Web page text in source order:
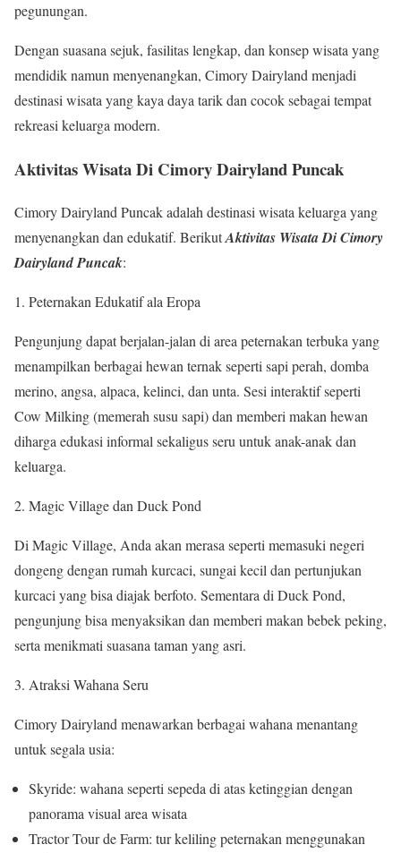
pegunungan.
Dengan suasana sejuk, fasilitas lengkap, dan konsep wisata yang
mendidik namun menyenangkan, Cimory Dairyland menjadi
destinasi wisata yang kaya daya tarik dan cocok sebagai tempat
rekreasi keluarga modern.
Aktivitas Wisata Di Cimory Dairyland Puncak
Cimory Dairyland Puncak adalah destinasi wisata keluarga yang
menyenangkan dan edukatif. BerikutAktivitas Wisata Di Cimory
Dairyland Puncak:
Peternakan Edukatif ala Eropa
Pengunjung dapat berjalan-jalan di area peternakan terbuka yang
menampilkan berbagai hewan ternak seperti sapi perah, domba
merino, angsa, alpaca, kelinci, dan unta. Sesi interaktif seperti
Cow Milking (memerah susu sapi) dan memberi makan hewan
diharga edukasi informal sekaligus seru untuk anak-anak dan
keluarga.
Magic Village dan Duck Pond
Di Magic Village, Anda akan merasa seperti memasuki negeri
dongeng dengan rumah kurcaci, sungai kecil dan pertunjukan
kurcaci yang bisa diajak berfoto. Sementara di Duck Pond,
pengunjung bisa menyaksikan dan memberi makan bebek peking,
serta menikmati suasana taman yang asri.
Atraksi Wahana Seru
Cimory Dairyland menawarkan berbagai wahana menantang
untuk segala usia:
Skyride: wahana seperti sepeda di atas ketinggian dengan
panorama visual area wisata
Tractor Tour de Farm: tur keliling peternakan menggunakan